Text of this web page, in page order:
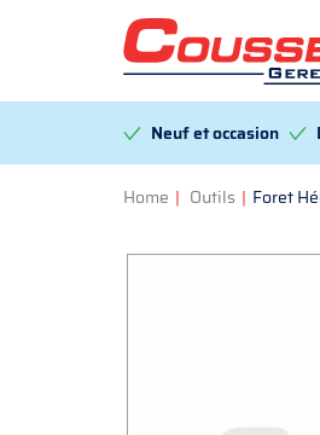
Neuf et occasion
Home | Outils | Foret